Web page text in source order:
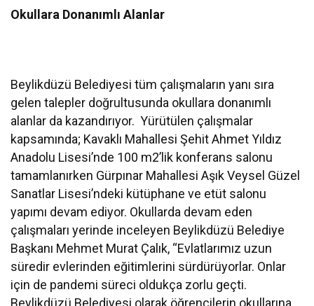
Okullara Donanımlı Alanlar
Beylikdüzü Belediyesi tüm çalışmaların yanı sıra
gelen talepler doğrultusunda okullara donanımlı
alanlar da kazandırıyor. Yürütülen çalışmalar
kapsamında; Kavaklı Mahallesi Şehit Ahmet Yıldız
Anadolu Lisesi’nde 100 m2’lik konferans salonu
tamamlanırken Gürpınar Mahallesi Aşık Veysel Güzel
Sanatlar Lisesi’ndeki kütüphane ve etüt salonu
yapımı devam ediyor. Okullarda devam eden
çalışmaları yerinde inceleyen Beylikdüzü Belediye
Başkanı Mehmet Murat Çalık, “Evlatlarımız uzun
süredir evlerinden eğitimlerini sürdürüyorlar. Onlar
için de pandemi süreci oldukça zorlu geçti.
Beylikdüzü Belediyesi olarak öğrencilerin okullarına